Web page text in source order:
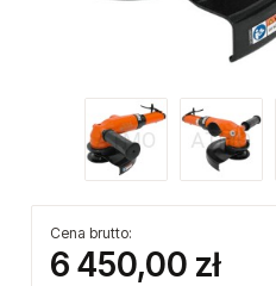
Cena brutto:
6 450,00 zł